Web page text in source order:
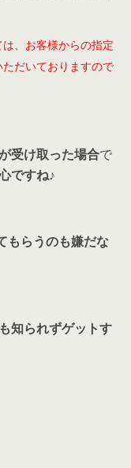
、お客様からの指定
だいておりますので
受け取った場合で
ですね♪
もらうのも嫌だな
知られずゲットす